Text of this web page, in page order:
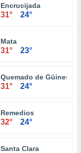
Encrucijada
31° 24°
Mata
31° 23°
Quemado de Güines
31° 24°
Remedios
32° 24°
Santa Clara